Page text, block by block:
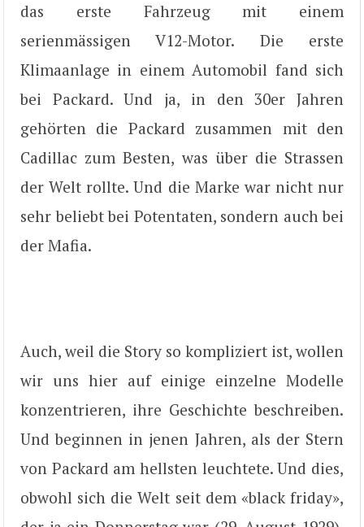
das erste Fahrzeug mit einem
serienmässigen V12-Motor. Die erste
Klimaanlage in einem Automobil fand sich
bei Packard. Und ja, in den 30er Jahren
gehörten die Packard zusammen mit den
Cadillac zum Besten, was über die Strassen
der Welt rollte. Und die Marke war nicht nur
sehr beliebt bei Potentaten, sondern auch bei
der Mafia.
Auch, weil die Story so kompliziert ist, wollen
wir uns hier auf einige einzelne Modelle
konzentrieren, ihre Geschichte beschreiben.
Und beginnen in jenen Jahren, als der Stern
von Packard am hellsten leuchtete. Und dies,
obwohl sich die Welt seit dem «black friday»,